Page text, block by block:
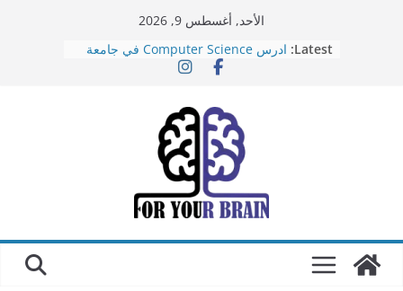
الأحد, أغسطس 9, 2026
Latest:
ادرس Computer Science في جامعة
هارفارد اونلاين ببلاش و بشهادة معتمدة
تطبيق تطوير الذات: أفضل تطبيق لتطوير
ذاتك في 2024
أفضل موقع الذكاء الاصطناعي في
التصميم: Stockimg.ai
ازاي تلاقي اي منتج يحل اي مشكلة على
موقع PLR ME